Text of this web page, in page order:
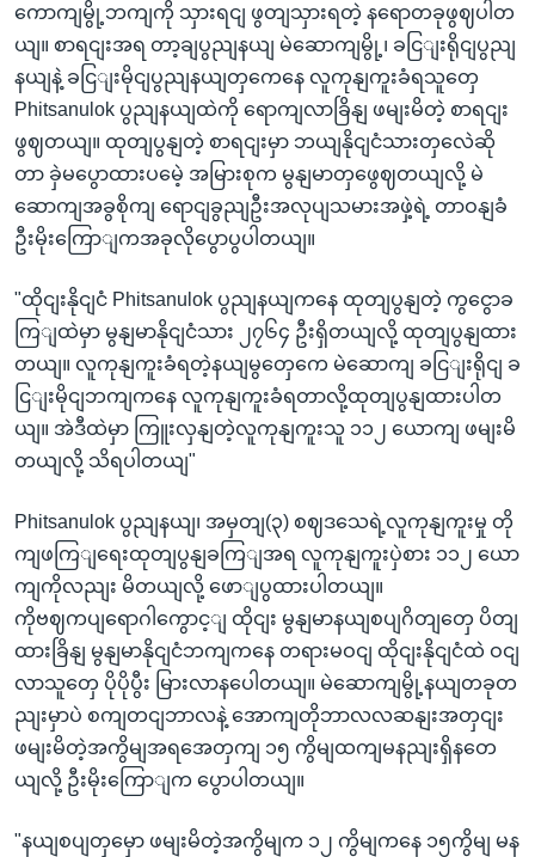
ကောကျမွို့ဘကျကို သှားရငျ ဖွတျသှားရတဲ့ နရောတခုဖွဈပါတ
ယျ။ စာရငျးအရ တာ့ချပွညျနယျ မဲဆောကျမွို့၊ ခငြျးရိုငျပွညျ
နယျနဲ့ ခငြျးမိုငျပွညျနယျတှကေနေ လူကုနျကူးခံရသူတှေ
Phitsanulok ပွညျနယျထဲကို ရောကျလာခြိနျ ဖမျးမိတဲ့ စာရငျး
ဖွဈတယျ။ ထုတျပွနျတဲ့ စာရငျးမှာ ဘယျနိုငျငံသားတှလေဲဆို
တာ ခှဲမပွောထားပမေဲ့ အမြားစုက မွနျမာတှဖွေဈတယျလို့ မဲ
ဆောကျအခွစိုကျ ရောငျခွညျဦးအလုပျသမားအဖှဲ့ရဲ့ တာဝနျခံ
ဦးမိုးကြောျကအခုလိုပွောပွပါတယျ။
"ထိုငျးနိုငျငံ Phitsanulok ပွညျနယျကနေ ထုတျပွနျတဲ့ ကွငွောခ
ကြျထဲမှာ မွနျမာနိုငျငံသား ၂၇၆၄ ဦးရှိတယျလို့ ထုတျပွနျထား
တယျ။ လူကုနျကူးခံရတဲ့နယျမွတှေကေ မဲဆောကျ ခငြျးရိုငျ ခ
ငြျးမိုငျဘကျကနေ လူကုနျကူးခံရတာလို့ထုတျပွနျထားပါတ
ယျ။ အဲဒီထဲမှာ ကြူးလှနျတဲ့လူကုနျကူးသူ ၁၁၂ ယောကျ ဖမျးမိ
တယျလို့ သိရပါတယျ"
Phitsanulok ပွညျနယျ၊ အမှတျ(၃) စဈဒသေရဲ့လူကုနျကူးမှု တို
ကျဖကြျရေးထုတျပွနျခကြျအရ လူကုနျကူးပှဲစား ၁၁၂ ယော
ကျကိုလညျး မိတယျလို့ ဖောျပွထားပါတယျ။
ကိုဗဈကပျရောဂါကွောင့ျ ထိုငျး မွနျမာနယျစပျဂိတျတှေ ပိတျ
ထားခြိနျ မွနျမာနိုငျငံဘကျကနေ တရားမဝငျ ထိုငျးနိုငျငံထဲ ဝငျ
လာသူတှေ ပိုပိုပွီး မြားလာနပေါတယျ။ မဲဆောကျမွို့နယျတခုတ
ညျးမှာပဲ စကျတငျဘာလနဲ့ အောကျတိုဘာလလဆနျးအတှငျး
ဖမျးမိတဲ့အကွိမျအရအေတှကျ ၁၅ ကွိမျထကျမနညျးရှိနတေ
ယျလို့ ဦးမိုးကြောျက ပွောပါတယျ။
"နယျစပျတှမှော ဖမျးမိတဲ့အကွိမျက ၁၂ ကွိမျကနေ ၁၅ကွိမျ မန